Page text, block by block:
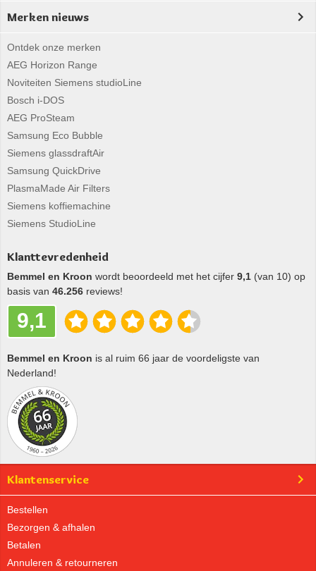
Merken nieuws
Ontdek onze merken
AEG Horizon Range
Noviteiten Siemens studioLine
Bosch i-DOS
AEG ProSteam
Samsung Eco Bubble
Siemens glassdraftAir
Samsung QuickDrive
PlasmaMade Air Filters
Siemens koffiemachine
Siemens StudioLine
Klanttevredenheid
Bemmel en Kroon wordt beoordeeld met het cijfer 9,1 (van 10) op
basis van 46.256 reviews!
9,1
Bemmel en Kroon is al ruim 66 jaar de voordeligste van
Nederland!
Klantenservice
Bestellen
Bezorgen & afhalen
Betalen
Annuleren & retourneren